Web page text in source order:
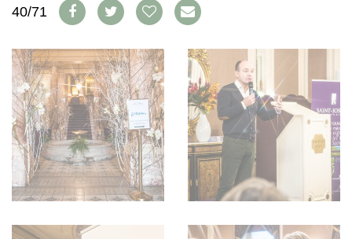
AVANTAGES
VINOPHILES
CONCOURS DE VIN
CONCOURS
AVANTAGES
GUIDE MILLÉSIMES
ABONNER
RECHERCHE VINS
NEWSLETTER
GUIDE DU VIGNOBLE
WINE TRADE CLUB
PUBLICITÉ
40/71